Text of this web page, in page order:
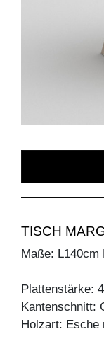
TISCH
Maße: L140cm
Plattenstärke:
Kantenschnitt:
Holzart: Esche